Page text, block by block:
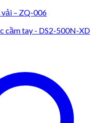
– ZQ-006